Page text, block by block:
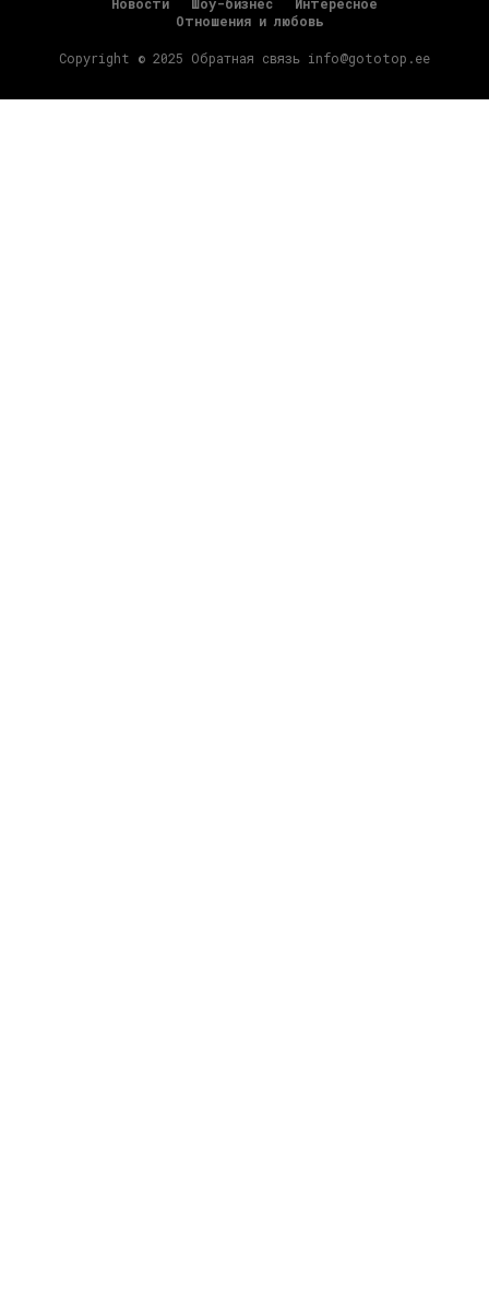
Отношения и любовь
Copyright © 2025 Обратная связь info@gototop.ee